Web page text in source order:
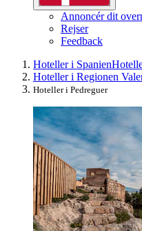
Annoncér dit
Rejser
Feedback
Hoteller i Spanien
Hoteller i Regionen
Hoteller i Pedreguer